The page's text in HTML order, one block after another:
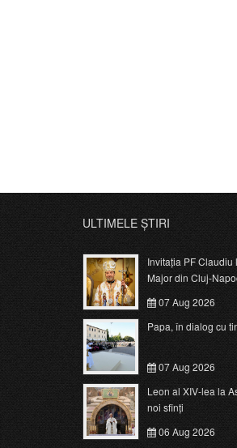
ULTIMELE ȘTIRI
Invitația PF
Major din Cluj-
07 Aug 2026
Papa, în dialog cu
07 Aug 2026
Leon al XIV-lea la
noi sfinți
06 Aug 2026